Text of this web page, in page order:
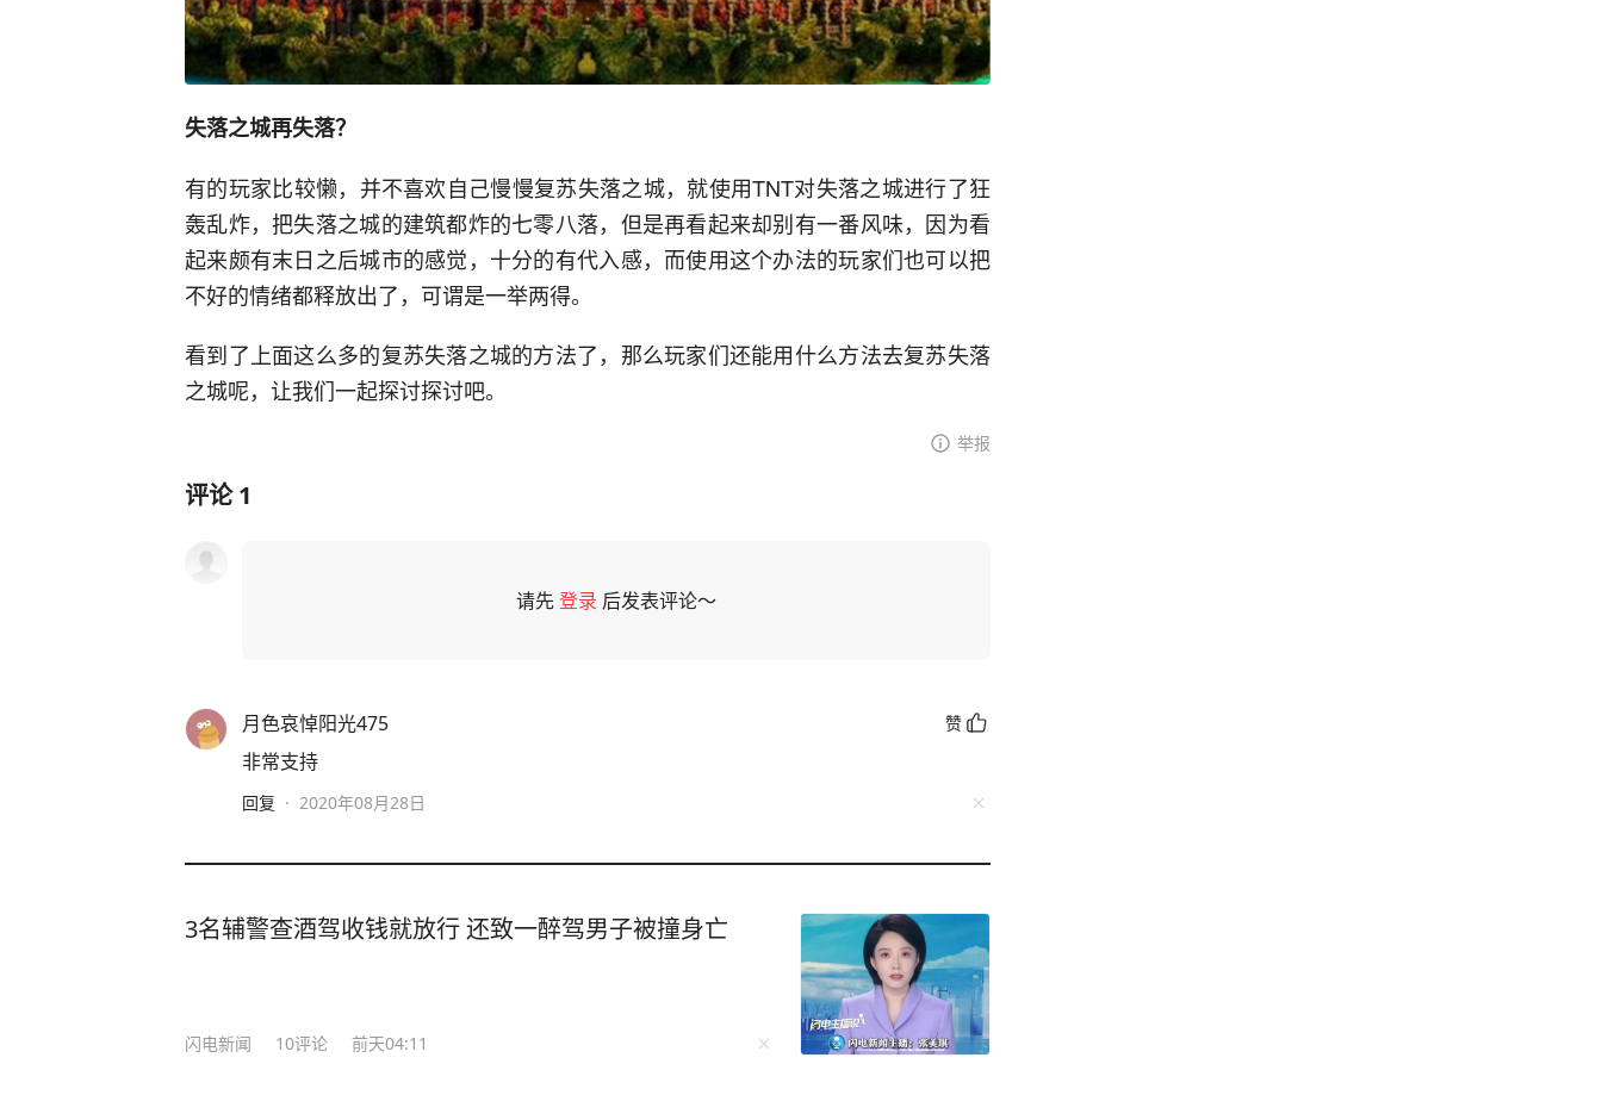
失落之城再失落？
有的玩家比较懒，并不喜欢自己慢慢复苏失落之城，就使用TNT对失落之城进行了狂
轰乱炸，把失落之城的建筑都炸的七零八落，但是再看起来却别有一番风味，因为看
起来颇有末日之后城市的感觉，十分的有代入感，而使用这个办法的玩家们也可以把
不好的情绪都释放出了，可谓是一举两得。
看到了上面这么多的复苏失落之城的方法了，那么玩家们还能用什么方法去复苏失落
之城呢，让我们一起探讨探讨吧。
举报
评论1
请先登录 后发表评论～
月色哀悼阳光475 赞
非常支持
回复 · 2020年08月28日
3名辅警查酒驾收钱就放行 还致一醉驾男子被撞身亡
闪电新闻 10评论 前天04:11